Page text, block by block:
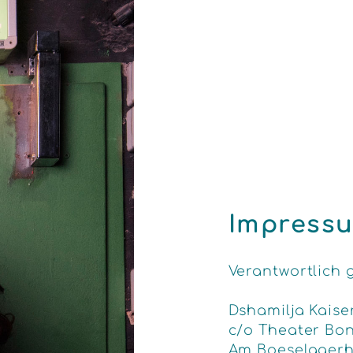
Verantwortlich
Dshamilja
c/o Theater
Am